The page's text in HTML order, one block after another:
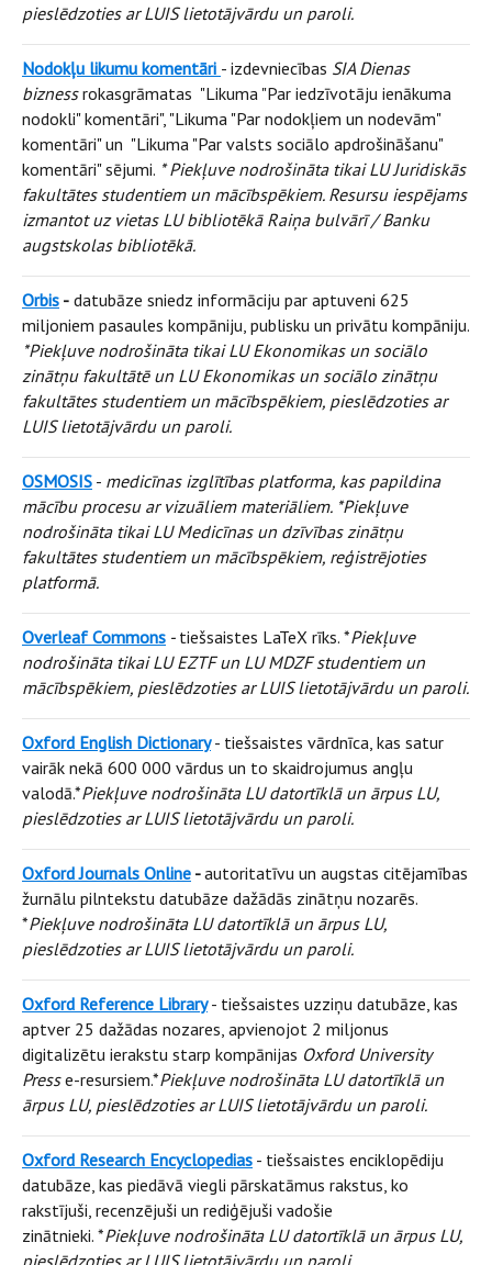
pieslēdzoties ar LUIS lietotājvārdu un paroli.
Nodokļu likumu komentāri - izdevniecības SIA Dienas
biznessrokasgrāmatas "Likuma "Par iedzīvotāju ienākuma
nodokli" komentāri", "Likuma "Par nodokļiem un nodevām"
komentāri" un "Likuma "Par valsts sociālo apdrošināšanu"
komentāri" sējumi. * Piekļuve nodrošināta tikai LU Juridiskās
fakultātes studentiem un mācībspēkiem. Resursu iespējams
izmantot uz vietas LU bibliotēkā Raiņa bulvārī / Banku
augstskolas bibliotēkā.
Orbis - datubāze sniedz informāciju par aptuveni 625
miljoniem pasaules kompāniju, publisku un privātu kompāniju.
*Piekļuve nodrošināta tikai LU Ekonomikas un sociālo
zinātņu fakultātē un LU Ekonomikas un sociālo zinātņu
fakultātes studentiem un mācībspēkiem, pieslēdzoties ar
LUIS lietotājvārdu un paroli.
OSMOSIS - medicīnas izglītības platforma, kas papildina
mācību procesu ar vizuāliem materiāliem. *Piekļuve
nodrošināta tikai LU Medicīnas un dzīvības zinātņu
fakultātes studentiem un mācībspēkiem, reģistrējoties
platformā.
Overleaf Commons - tiešsaistes LaTeX rīks. *Piekļuve
nodrošināta tikai LU EZTF un LU MDZF studentiem un
mācībspēkiem, pieslēdzoties ar LUIS lietotājvārdu un paroli.
Oxford English Dictionary- tiešsaistes vārdnīca, kas satur
vairāk nekā 600 000 vārdus un to skaidrojumus angļu
valodā.*Piekļuve nodrošināta LU datortīklā un ārpus LU,
pieslēdzoties ar LUIS lietotājvārdu un paroli.
Oxford Journals Online -autoritatīvu un augstas citējamības
žurnālu pilntekstu datubāze dažādās zinātņu nozarēs.
*Piekļuve nodrošināta LU datortīklā un ārpus LU,
pieslēdzoties ar LUIS lietotājvārdu un paroli.
Oxford Reference Library- tiešsaistes uzziņu datubāze, kas
aptver 25 dažādas nozares, apvienojot 2 miljonus
digitalizētu ierakstu starp kompānijas Oxford University
Presse-resursiem.*Piekļuve nodrošināta LU datortīklā un
ārpus LU, pieslēdzoties ar LUIS lietotājvārdu un paroli.
Oxford Research Encyclopedias - tiešsaistes enciklopēdiju
datubāze, kas piedāvā viegli pārskatāmus rakstus, ko
rakstījuši, recenzējuši un rediģējuši vadošie
zinātnieki. *Piekļuve nodrošināta LU datortīklā un ārpus LU,
pieslēdzoties ar LUIS lietotājvārdu un paroli.